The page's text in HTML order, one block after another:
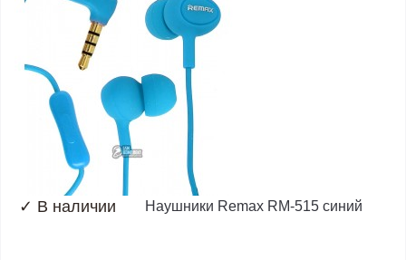
✓ В наличии Наушники Remax RM-515 синий